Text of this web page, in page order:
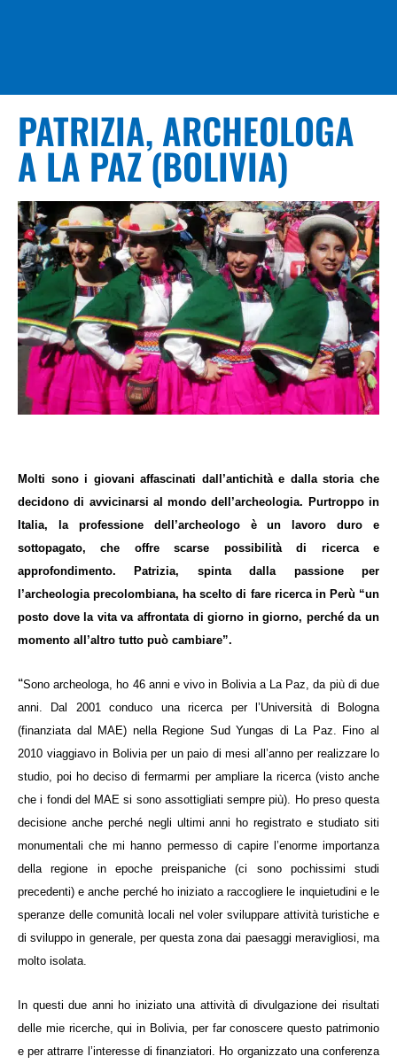
PATRIZIA, ARCHEOLOGA
A LA PAZ (BOLIVIA)
Molti sono i giovani affascinati dall’antichità e dalla storia che
decidono di avvicinarsi al mondo dell’archeologia. Purtroppo in
Italia, la professione dell’archeologo è un lavoro duro e
sottopagato, che offre scarse possibilità di ricerca e
approfondimento. Patrizia, spinta dalla passione per
l’archeologia precolombiana, ha scelto di fare ricerca in Perù “un
posto dove la vita va affrontata di giorno in giorno, perché da un
momento all’altro tutto può cambiare”.
“Sono archeologa, ho 46 anni e vivo in Bolivia a La Paz, da più di due
anni. Dal 2001 conduco una ricerca per l’Università di Bologna
(finanziata dal MAE) nella Regione Sud Yungas di La Paz. Fino al
2010 viaggiavo in Bolivia per un paio di mesi all’anno per realizzare lo
studio, poi ho deciso di fermarmi per ampliare la ricerca (visto anche
che i fondi del MAE si sono assottigliati sempre più). Ho preso questa
decisione anche perché negli ultimi anni ho registrato e studiato siti
monumentali che mi hanno permesso di capire l’enorme importanza
della regione in epoche preispaniche (ci sono pochissimi studi
precedenti) e anche perché ho iniziato a raccogliere le inquietudini e le
speranze delle comunità locali nel voler sviluppare attività turistiche e
di sviluppo in generale, per questa zona dai paesaggi meravigliosi, ma
molto isolata.
In questi due anni ho iniziato una attività di divulgazione dei risultati
delle mie ricerche, qui in Bolivia, per far conoscere questo patrimonio
e per attrarre l’interesse di finanziatori. Ho organizzato una conferenza